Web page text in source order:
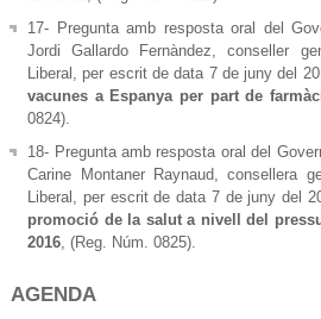
17- Pregunta amb resposta oral del
Jordi Gallardo Fernàndez, conseller
Liberal, per escrit de data 7 de juny del
vacunes a Espanya per part de
0824).
18- Pregunta amb resposta oral del
Carine Montaner Raynaud, consellera
Liberal, per escrit de data 7 de juny del
promoció de la salut a nivell del
2016, (Reg. Núm. 0825).
AGENDA